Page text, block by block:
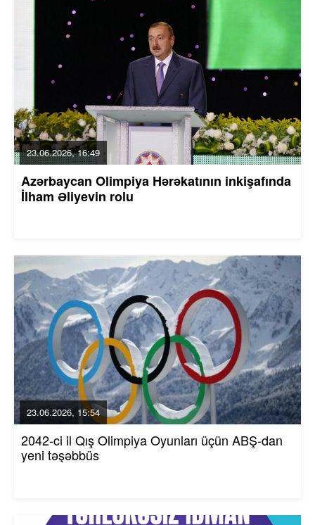
23.06.2026, 16:49
Azərbaycan Olimpiya Hərəkatının inkişafında
İlham Əliyevin rolu
23.06.2026, 15:54
2042-ci il Qış Olimpiya Oyunları üçün ABŞ-dan
yeni təşəbbüs